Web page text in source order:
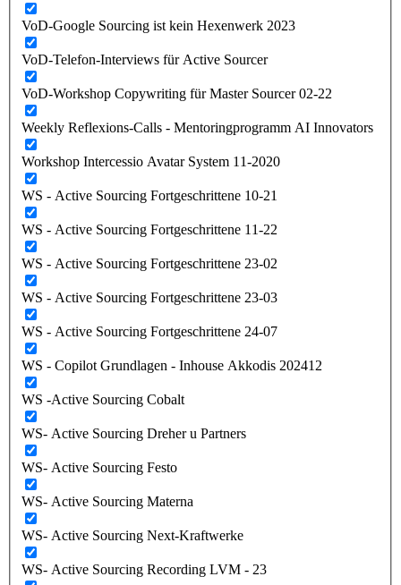
VoD-Google Sourcing ist kein Hexenwerk 2023
VoD-Telefon-Interviews für Active Sourcer
VoD-Workshop Copywriting für Master Sourcer 02-22
Weekly Reflexions-Calls - Mentoringprogramm AI Innovators
Workshop Intercessio Avatar System 11-2020
WS - Active Sourcing Fortgeschrittene 10-21
WS - Active Sourcing Fortgeschrittene 11-22
WS - Active Sourcing Fortgeschrittene 23-02
WS - Active Sourcing Fortgeschrittene 23-03
WS - Active Sourcing Fortgeschrittene 24-07
WS - Copilot Grundlagen - Inhouse Akkodis 202412
WS -Active Sourcing Cobalt
WS- Active Sourcing Dreher u Partners
WS- Active Sourcing Festo
WS- Active Sourcing Materna
WS- Active Sourcing Next-Kraftwerke
WS- Active Sourcing Recording LVM - 23